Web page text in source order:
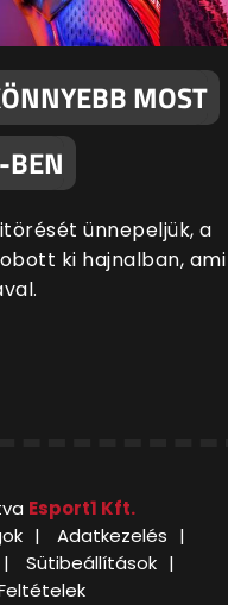
MOST
BEN
ünnepeljük, a
ki hajnalban, ami
Esport1 Kft.
Adatkezelés
Sütibeállítások